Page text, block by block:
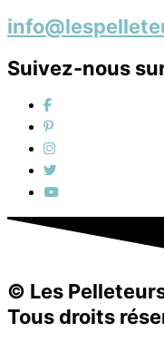
Suivez-nous
© Les
Tous droits